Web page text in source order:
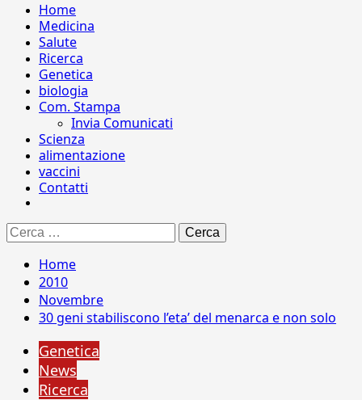
Home
Medicina
Salute
Ricerca
Genetica
biologia
Com. Stampa
Invia Comunicati
Scienza
alimentazione
vaccini
Contatti
Ricerca
per:
Home
2010
Novembre
30 geni stabiliscono l’eta’ del menarca e non solo
Genetica
News
Ricerca